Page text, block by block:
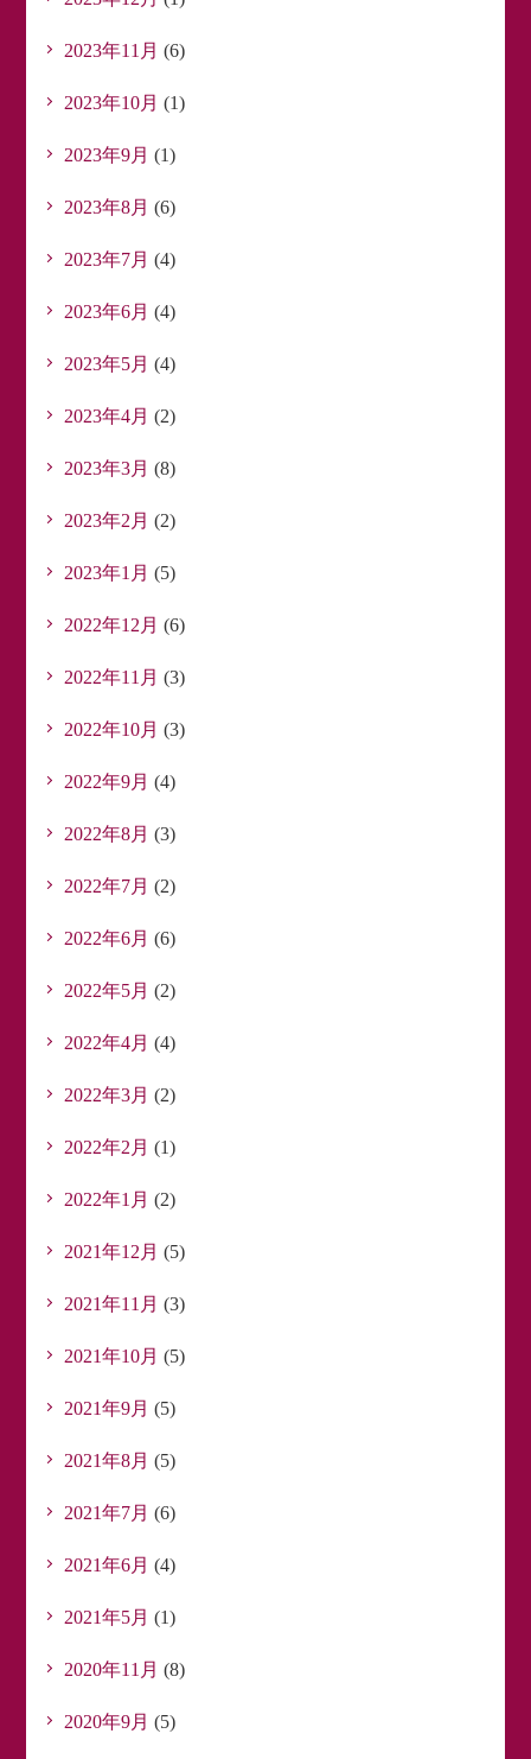
2023年11月 (6)
2023年10月 (1)
2023年9月 (1)
2023年8月 (6)
2023年7月 (4)
2023年6月 (4)
2023年5月 (4)
2023年4月 (2)
2023年3月 (8)
2023年2月 (2)
2023年1月 (5)
2022年12月 (6)
2022年11月 (3)
2022年10月 (3)
2022年9月 (4)
2022年8月 (3)
2022年7月 (2)
2022年6月 (6)
2022年5月 (2)
2022年4月 (4)
2022年3月 (2)
2022年2月 (1)
2022年1月 (2)
2021年12月 (5)
2021年11月 (3)
2021年10月 (5)
2021年9月 (5)
2021年8月 (5)
2021年7月 (6)
2021年6月 (4)
2021年5月 (1)
2020年11月 (8)
2020年9月 (5)